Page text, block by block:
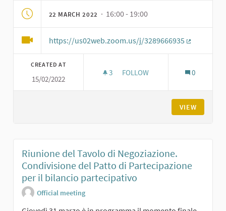
22 MARCH 2022 · 16:00 - 19:00
https://us02web.zoom.us/j/3289666935
CREATED AT
15/02/2022
3 3 FOLLOWERS
FOLLOW 0
VIEW
Riunione del Tavolo di Negoziazione.
Condivisione del Patto di Partecipazione
per il bilancio partecipativo
Official meeting